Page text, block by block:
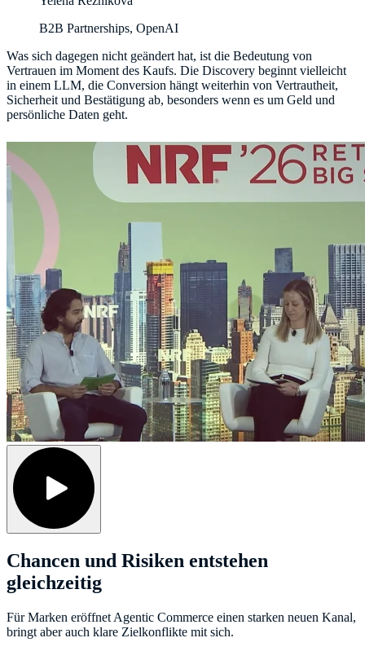
B2B Partnerships, OpenAI
Was sich dagegen nicht geändert hat, ist die Bedeutung von
Vertrauen im Moment des Kaufs. Die Discovery beginnt vielleicht
in einem LLM, die Conversion hängt weiterhin von Vertrautheit,
Sicherheit und Bestätigung ab, besonders wenn es um Geld und
persönliche Daten geht.
Chancen und Risiken entstehen
gleichzeitig
Für Marken eröffnet Agentic Commerce einen starken neuen Kanal,
bringt aber auch klare Zielkonflikte mit sich.